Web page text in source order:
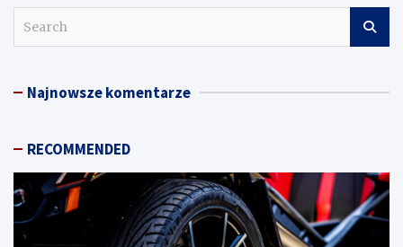
c Najnowsze komentarze
RECOMMENDED